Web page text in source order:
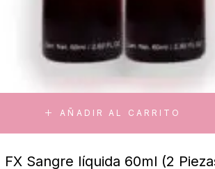
AÑADIR AL CARRITO
FX Sangre líquida 60ml (2